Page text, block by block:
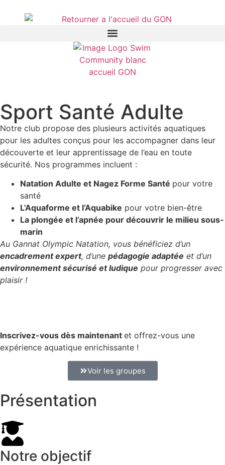
Sport Santé Adulte
Notre club propose des plusieurs activités aquatiques
pour les adultes conçus pour les accompagner dans leur
découverte et leur apprentissage de l’eau en toute
sécurité. Nos programmes incluent :
Natation Adulte et Nagez Forme Santé pour votre
santé
L’Aquaforme et l’Aquabike pour votre bien-être
La plongée et l’apnée pour découvrir le milieu sous-
marin
Au Gannat Olympic Natation, vous bénéficiez d’un
encadrement expert, d’une pédagogie adaptée et d’un
environnement sécurisé et ludique pour progresser avec
plaisir !
Inscrivez-vous dès maintenant et offrez-vous une
expérience aquatique enrichissante !
Voir les groupes
Présentation
Notre objectif